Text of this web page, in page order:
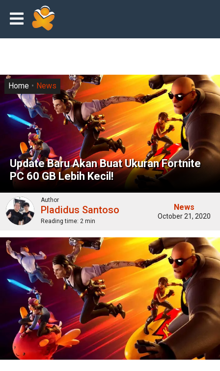
Update Baru Akan Buat Ukuran Fortnite
PC 60 GB Lebih Kecil!
Home News
Author
Pladidus Santoso
Reading time: 2 min
News
October 21, 2020